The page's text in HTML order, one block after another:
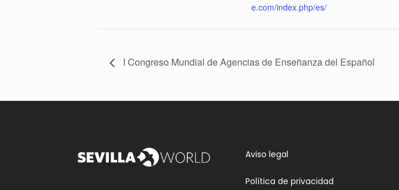
e.com/index.php/es/
I Congreso Mundial de Agencias de Enseñanza del Español
Aviso legal
Política de privacidad